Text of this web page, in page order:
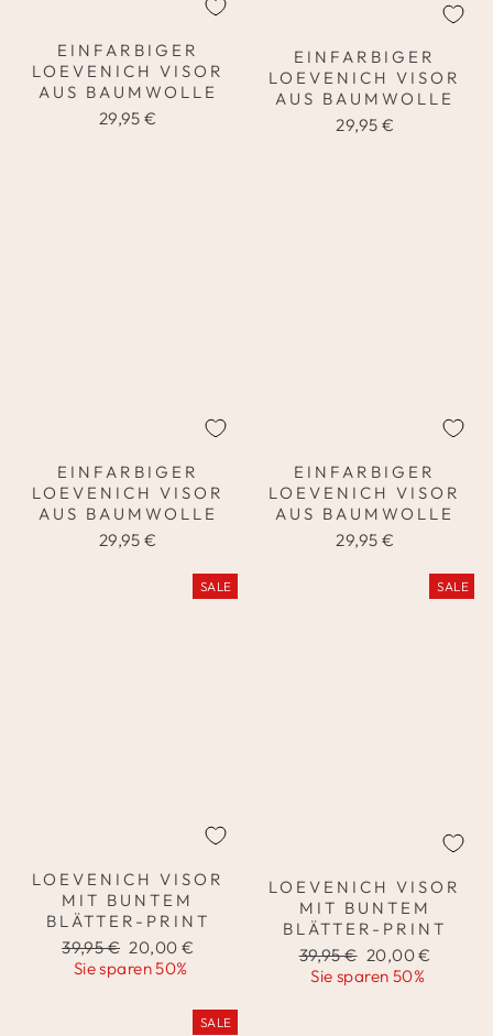
EINFARBIGER
LOEVENICH VISOR
AUS BAUMWOLLE
29,95 €
EINFARBIGER
LOEVENICH VISOR
AUS BAUMWOLLE
29,95 €
EINFARBIGER
LOEVENICH VISOR
AUS BAUMWOLLE
29,95 €
EINFARBIGER
LOEVENICH VISOR
AUS BAUMWOLLE
29,95 €
SALE
LOEVENICH VISOR
MIT BUNTEM
BLÄTTER-PRINT
Normaler
Preis
39,95 € Sonderpreis
20,00 €
Sie sparen 50%
SALE
LOEVENICH VISOR
MIT BUNTEM
BLÄTTER-PRINT
Normaler
Preis
39,95 € Sonderpreis
20,00 €
Sie sparen 50%
SALE